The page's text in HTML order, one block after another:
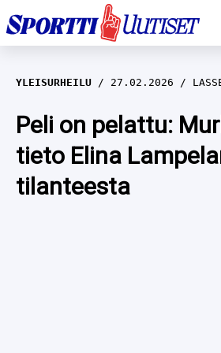
EM-YLEISURHEILU
JÄÄKIEKKO
YLEISURHEILU
WILMA HELTELÄ
TALVILAJIT
YLEISURHEILU 27.02.2026
Peli on pelattu:
tieto Elina
tilanteesta